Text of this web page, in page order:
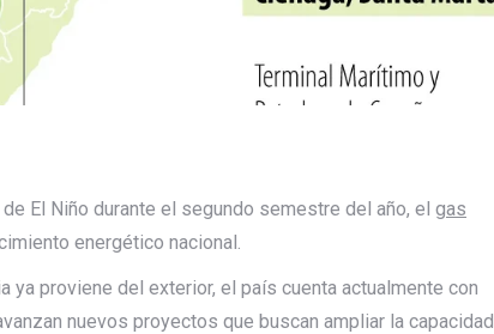
El Niño durante el segundo semestre del año, el gas
energético nacional.
ya proviene del exterior, el país cuenta actualmente con
nuevos proyectos que buscan ampliar la capacidad